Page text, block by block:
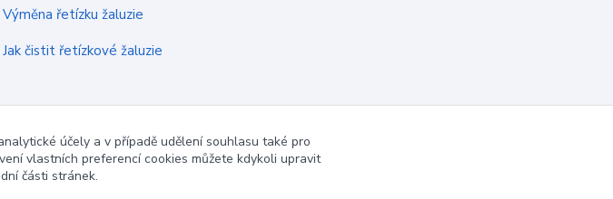
Výměna řetízku žaluzie
Jak čistit řetízkové žaluzie
účely a v případě udělení souhlasu také pro
vlastních preferencí cookies můžete kdykoli upravit
části stránek.